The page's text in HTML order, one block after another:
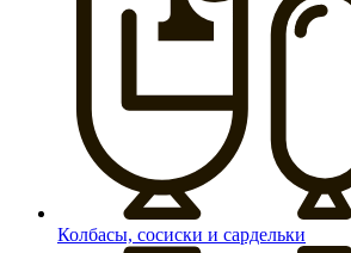
Колбасы, сосиски и сардельки